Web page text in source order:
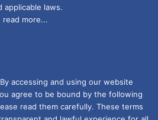
applicable laws.
read more...
accessing and using our website
agree to be bound by the following
read them carefully. These terms